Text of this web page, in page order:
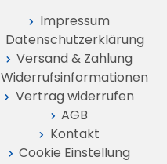
Impressum
Datenschutz­erklärung
Versand & Zahlung
Widerrufs­informationen
Vertrag widerrufen
AGB
Kontakt
Cookie Einstellung